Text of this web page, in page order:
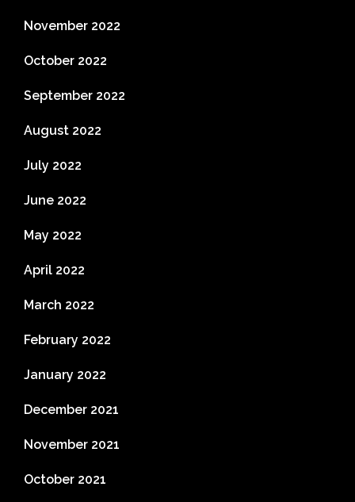
November 2022
October 2022
September 2022
August 2022
July 2022
June 2022
May 2022
April 2022
March 2022
February 2022
January 2022
December 2021
November 2021
October 2021